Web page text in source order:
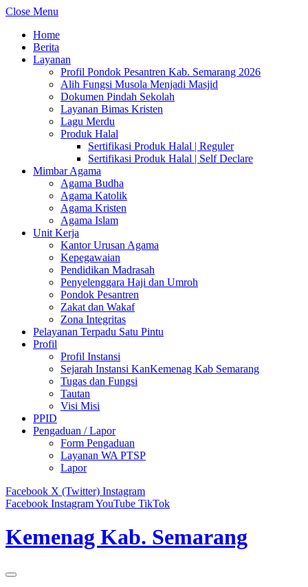
Close Menu
Home
Berita
Layanan
Profil Pondok Pesantren Kab. Semarang 2026
Alih Fungsi Musola Menjadi Masjid
Dokumen Pindah Sekolah
Layanan Bimas Kristen
Lagu Merdu
Produk Halal
Sertifikasi Produk Halal | Reguler
Sertifikasi Produk Halal | Self Declare
Mimbar Agama
Agama Budha
Agama Katolik
Agama Kristen
Agama Islam
Unit Kerja
Kantor Urusan Agama
Kepegawaian
Pendidikan Madrasah
Penyelenggara Haji dan Umroh
Pondok Pesantren
Zakat dan Wakaf
Zona Integritas
Pelayanan Terpadu Satu Pintu
Profil
Profil Instansi
Sejarah Instansi KanKemenag Kab Semarang
Tugas dan Fungsi
Tautan
Visi Misi
PPID
Pengaduan / Lapor
Form Pengaduan
Layanan WA PTSP
Lapor
Facebook X (Twitter) Instagram
Facebook InstagramYouTube TikTok
Kemenag Kab. Semarang